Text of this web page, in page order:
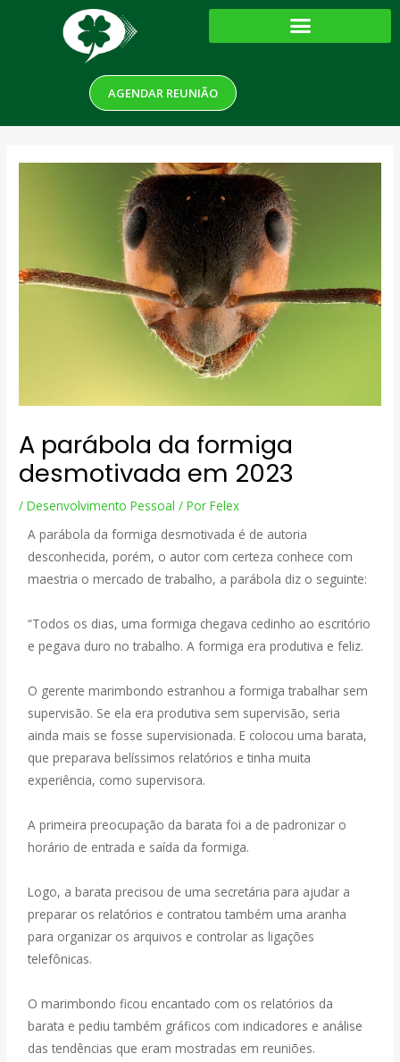
AGENDAR REUNIÃO
A parábola da formiga
desmotivada em 2023
/Desenvolvimento Pessoal / PorFelex
A parábola da formiga desmotivada é de autoria
desconhecida, porém, o autor com certeza conhece com
maestria o mercado de trabalho, a parábola diz o seguinte:
“Todos os dias, uma formiga chegava cedinho ao escritório
e pegava duro no trabalho. A formiga era produtiva e feliz.
O gerente marimbondo estranhou a formiga trabalhar sem
supervisão. Se ela era produtiva sem supervisão, seria
ainda mais se fosse supervisionada. E colocou uma barata,
que preparava belíssimos relatórios e tinha muita
experiência, como supervisora.
A primeira preocupação da barata foi a de padronizar o
horário de entrada e saída da formiga.
Logo, a barata precisou de uma secretária para ajudar a
preparar os relatórios e contratou também uma aranha
para organizar os arquivos e controlar as ligações
telefônicas.
O marimbondo ficou encantado com os relatórios da
barata e pediu também gráficos com indicadores e análise
das tendências que eram mostradas em reuniões.